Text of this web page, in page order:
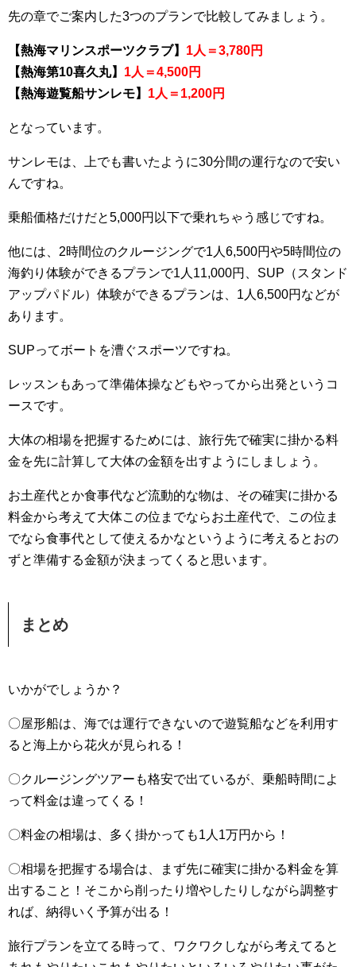
先の章でご案内した3つのプランで比較してみましょう。
【熱海マリンスポーツクラブ】 1人＝3,780円
【熱海第10喜久丸】 1人＝4,500円
【熱海遊覧船サンレモ】 1人＝1,200円
となっています。
サンレモは、上でも書いたように30分間の運行なので安い
んですね。
乗船価格だけだと5,000円以下で乗れちゃう感じですね。
他には、2時間位のクルージングで1人6,500円や5時間位の
海釣り体験ができるプランで1人11,000円、SUP（スタンド
アップパドル）体験ができるプランは、1人6,500円などが
あります。
SUPってボートを漕ぐスポーツですね。
レッスンもあって準備体操などもやってから出発というコ
ースです。
大体の相場を把握するためには、旅行先で確実に掛かる料
金を先に計算して大体の金額を出すようにしましょう。
お土産代とか食事代など流動的な物は、その確実に掛かる
料金から考えて大体この位までならお土産代で、この位ま
でなら食事代として使えるかなというように考えるとおの
ずと準備する金額が決まってくると思います。
まとめ
いかがでしょうか？
〇屋形船は、海では運行できないので遊覧船などを利用す
ると海上から花火が見られる！
〇クルージングツアーも格安で出ているが、乗船時間によ
って料金は違ってくる！
〇料金の相場は、多く掛かっても1人1万円から！
〇相場を把握する場合は、まず先に確実に掛かる料金を算
出すること！そこから削ったり増やしたりしながら調整す
れば、納得いく予算が出る！
旅行プランを立てる時って、ワクワクしながら考えてると